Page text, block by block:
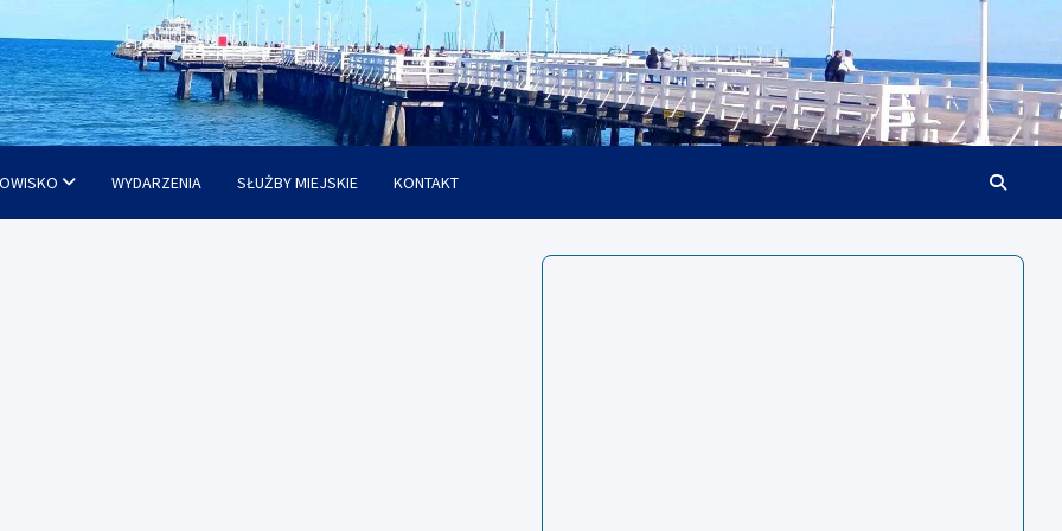
WYDARZENIA SŁUŻBY MIEJSKIE KONTAKT